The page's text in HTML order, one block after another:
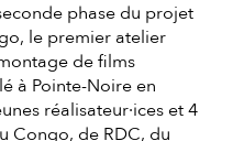
phase du projet
le premier atelier
de films
à Pointe-Noire en
réalisateur·ices et 4
Congo, de RDC, du